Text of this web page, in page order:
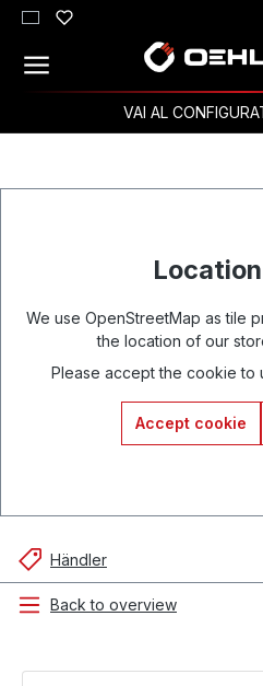
Passa al contenuto principale
VAI AL
We use OpenStreetMap as tile
the location of our
Please accept the cookie to
Accept cookie
Händler
Back to overview